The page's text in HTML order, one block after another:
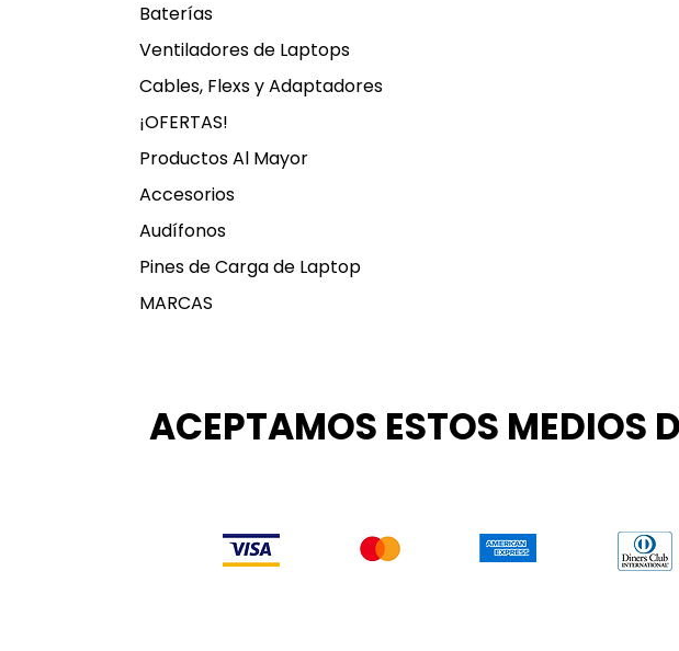
Baterías
Ventiladores de Laptops
Cables, Flexs y Adaptadores
¡OFERTAS!
Productos Al Mayor
Accesorios
Audífonos
Pines de Carga de Laptop
MARCAS
ACEPTAMOS ESTOS MEDIOS